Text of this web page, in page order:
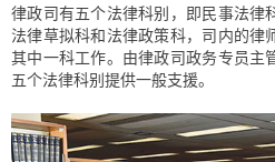
律政司有五个法律科别，即民事法律
法律草拟科和法律政策科，司内的律
其中一科工作。由律政司政务专员主
五个法律科别提供一般支援。